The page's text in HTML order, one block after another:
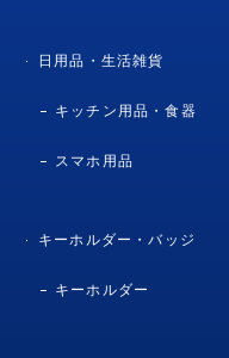
日用品・生活雑貨
キッチン用品・食器
スマホ用品
キーホルダー・バッジ
キーホルダー